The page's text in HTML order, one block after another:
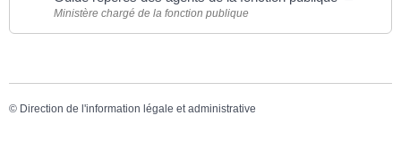
Ministère chargé de la fonction publique
© Direction de l'information légale et administrative